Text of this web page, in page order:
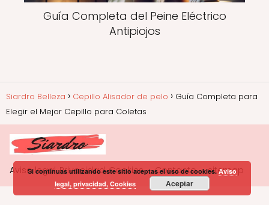
Guía Completa del Peine Eléctrico
Antipiojos
Siardro Belleza Cepillo Alisador de pelo
Guía Completa para
Elegir el Mejor Cepillo para Coletas
Aviso legal, Privacidad, Cookies Contacto sitemap
Si continuas utilizando este sitio aceptas el uso de cookies.Aviso
legal, privacidad, Cookies
Aceptar